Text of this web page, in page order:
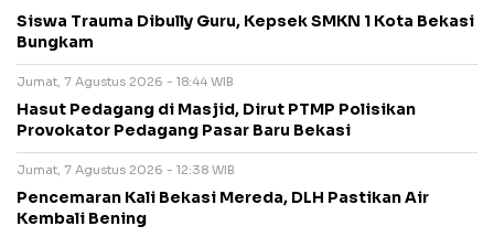
Siswa Trauma Dibully Guru, Kepsek SMKN 1 Kota Bekasi
Bungkam
Jumat, 7 Agustus 2026 - 18:44 WIB
Hasut Pedagang di Masjid, Dirut PTMP Polisikan
Provokator Pedagang Pasar Baru Bekasi
Jumat, 7 Agustus 2026 - 12:38 WIB
Pencemaran Kali Bekasi Mereda, DLH Pastikan Air
Kembali Bening